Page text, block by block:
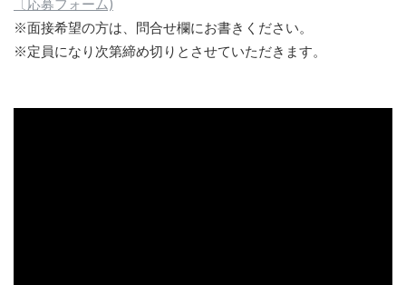
〔応募フォーム)
※面接希望の方は、問合せ欄にお書きください。
※定員になり次第締め切りとさせていただきます。